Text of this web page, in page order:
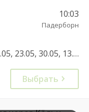
10:03
Падерборн
04.04, 18.04, 25.04, 02.05, 09.05, 16.05, 23.05, 30.05, 13.06, 20.06, 27.06, 04.07, 11.07, 18.07, 25.07, 03.01
Выбрать